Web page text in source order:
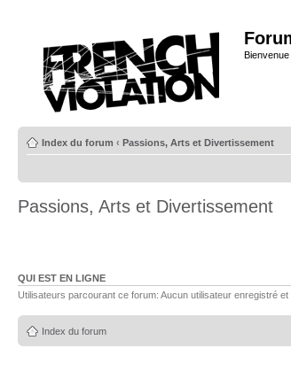
Index du forum ‹ Passions, Arts et Divertissement
Passions, Arts et Divertissement
QUI EST EN LIGNE
Utilisateurs parcourant ce forum: Aucun utilisateur enregistré et
Index du forum